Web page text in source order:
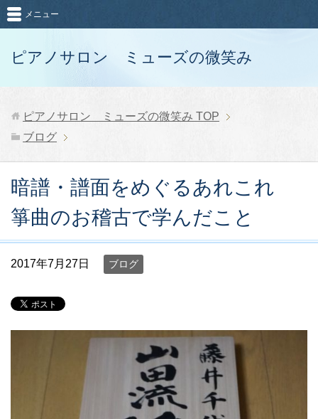
ピアノサロン ミューズの微笑み
メニュー
ピアノサロン ミューズの微笑み TOP
ブログ
暗譜・譜面をめぐるあれこれ
箏曲のお稽古で学んだこと
2017年7月27日 ブログ